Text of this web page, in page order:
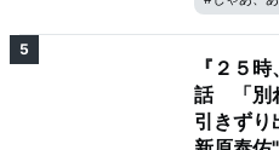
5
『２５
話 「別
引きずり